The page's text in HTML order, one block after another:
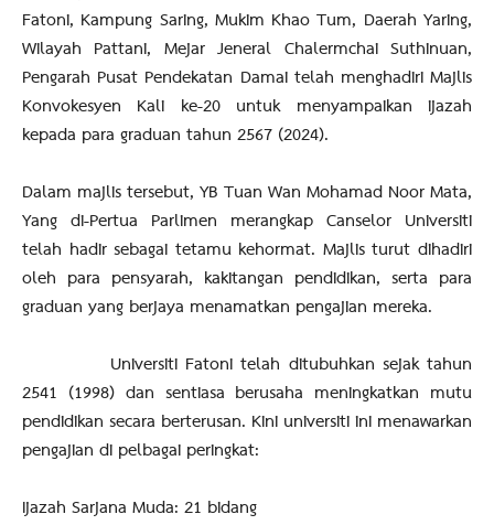
Fatoni, Kampung Saring, Mukim Khao Tum, Daerah Yaring,
Wilayah Pattani, Mejar Jeneral Chalermchai Suthinuan,
Pengarah Pusat Pendekatan Damai telah menghadiri Majlis
Konvokesyen Kali ke-20 untuk menyampaikan ijazah
kepada para graduan tahun 2567 (2024).
Dalam majlis tersebut, YB Tuan Wan Mohamad Noor Mata,
Yang di-Pertua Parlimen merangkap Canselor Universiti
telah hadir sebagai tetamu kehormat. Majlis turut dihadiri
oleh para pensyarah, kakitangan pendidikan, serta para
graduan yang berjaya menamatkan pengajian mereka.
Universiti Fatoni telah ditubuhkan sejak tahun
2541 (1998) dan sentiasa berusaha meningkatkan mutu
pendidikan secara berterusan. Kini universiti ini menawarkan
pengajian di pelbagai peringkat:
Ijazah Sarjana Muda: 21 bidang